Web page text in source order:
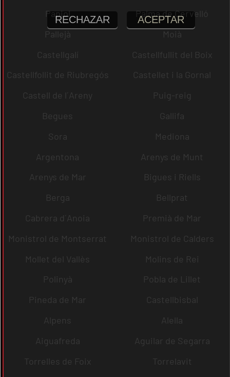
Papiol
Palma de Cervelló
Pallejà
Moià
Castellgalí
Castellfullit del Boix
Castellfollit de Riubregós
Castellet i la Gornal
Castell de l´Areny
Puig-reig
Begues
Gallifa
Sora
Mediona
Argentona
Arenys de Munt
Arenys de Mar
Bigues i Riells
Berga
Bellprat
Cabrera d´Anoia
Premià de Mar
Monistrol de Montserrat
Monistrol de Calders
Mollet del Vallès
Molins de Rei
Polinyà
Pobla de Lillet
Pineda de Mar
Castellbisbal
Alpens
Alella
Aiguafreda
Aguilar de Segarra
Torrelles de Foix
Torrelavit
RECHAZAR ACEPTAR